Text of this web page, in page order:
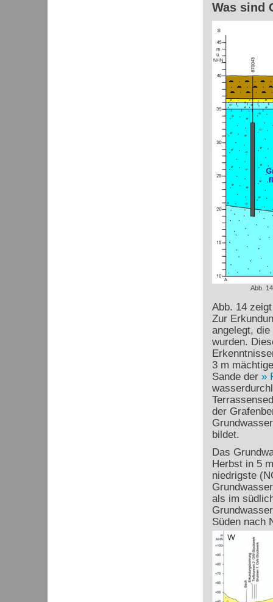
Was sind
Abb.
Abb. 14
Zur
angelegt,
wurden.
3 m
Sande der
der
bildet.
Das
Herbst in 5
niedrigste
als im
Süden nach